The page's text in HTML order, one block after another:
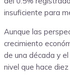
insuficiente para
Aunque las
crecimiento
de una década y
nivel que hace diez